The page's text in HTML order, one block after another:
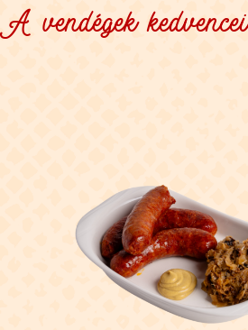
A vendégek kedvencei